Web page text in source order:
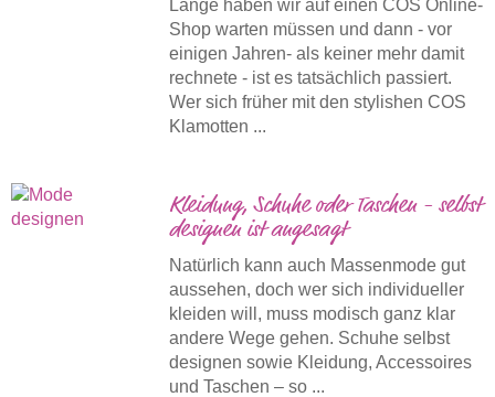
Lange haben wir auf einen COS Online-
Shop warten müssen und dann - vor
einigen Jahren- als keiner mehr damit
rechnete - ist es tatsächlich passiert.
Wer sich früher mit den stylishen COS
Klamotten ...
Kleidung, Schuhe oder Taschen - selbst
designen ist angesagt
Natürlich kann auch Massenmode gut
aussehen, doch wer sich individueller
kleiden will, muss modisch ganz klar
andere Wege gehen. Schuhe selbst
designen sowie Kleidung, Accessoires
und Taschen – so ...